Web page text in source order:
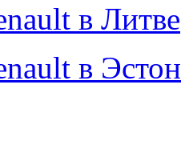
в Литве
в